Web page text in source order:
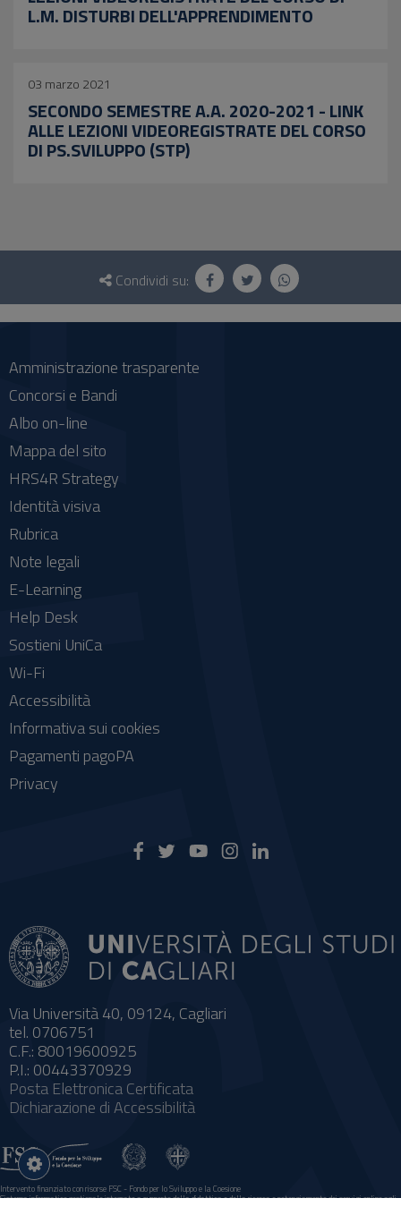
L.M. DISTURBI DELL'APPRENDIMENTO
03 marzo 2021
SECONDO SEMESTRE A.A. 2020-2021 - LINK
ALLE LEZIONI VIDEOREGISTRATE DEL CORSO
DI PS.SVILUPPO (STP)
Questionario
social
Condividi su:
Via Università 40, 09124, Cagliari
tel. 0706751
C.F.: 80019600925
P.I.: 00443370929
Posta Elettronica Certificata
Dichiarazione di Accessibilità
Amministrazione trasparente
Concorsi e Bandi
Albo on-line
Mappa del sito
HRS4R Strategy
Identità visiva
Rubrica
Note legali
E-Learning
Help Desk
Sostieni UniCa
Wi-Fi
Accessibilità
Informativa sui cookies
Pagamenti pagoPA
Privacy
Intervento finanziato con risorse FSC - Fondo per lo Sviluppo e la Coesione
Sistema informatico gestionale integrato a supporto della didattica e della ricerca e potenziamento dei servizi online agli
Impostazioni
cookie